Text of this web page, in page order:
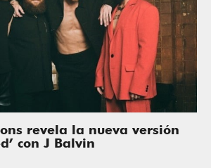
revela la nueva versión
con J Balvin